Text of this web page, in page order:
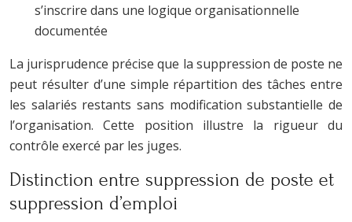
s’inscrire dans une logique organisationnelle
documentée
La jurisprudence précise que la suppression de poste ne
peut résulter d’une simple répartition des tâches entre
les salariés restants sans modification substantielle de
l’organisation. Cette position illustre la rigueur du
contrôle exercé par les juges.
Distinction entre suppression de poste et
suppression d’emploi